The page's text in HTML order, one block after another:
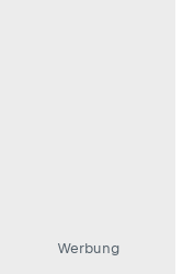
Werbung